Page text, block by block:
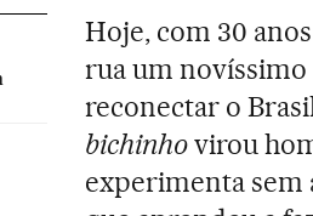
Hoje, com 30
rua um novíssimo
reconectar o
bichinhovirou
experimenta sem